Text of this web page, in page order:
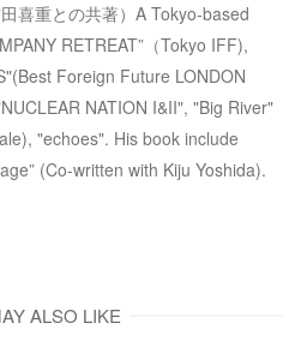
喜重との共著）A Tokyo-based
RETREAT”（Tokyo IFF),
Foreign Future LONDON
NATION I&II", "Big River"
"echoes". His book include
(Co-written with Kiju Yoshida).
ALSO LIKE